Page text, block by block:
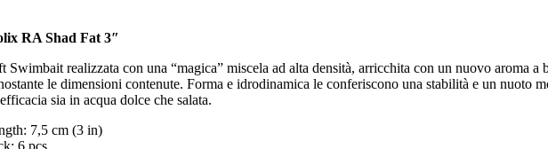
RA Shad Fat 3″
Swimbait realizzata con una “magica” miscela ad alta densità, arricchita con un nuovo aroma
le dimensioni contenute. Forma e idrodinamica le conferiscono una stabilità e un nuoto
sia in acqua dolce che salata.
7,5 cm (3 in)
6 pcs